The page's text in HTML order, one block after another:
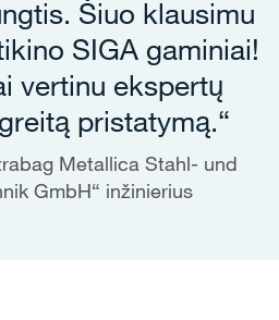
Šiuo klausimu
SIGA gaminiai!
vertinu ekspertų
pristatymą.“
Metallica Stahl- und
GmbH“ inžinierius